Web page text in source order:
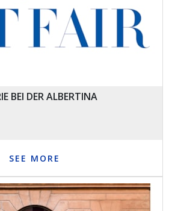
BEI DER ALBERTINA
SEE MORE